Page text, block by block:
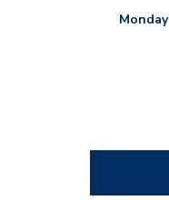
Monday